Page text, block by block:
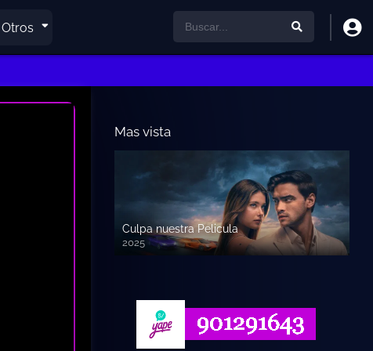
Otros
Mas vista
Culpa nuestra Pelicula
2025
720p HD